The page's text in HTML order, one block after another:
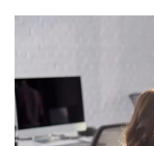
女磨きをしな
い